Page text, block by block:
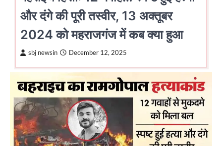
और दंगे की पूरी तस्वीर, 13 अक्तूबर
2024 को महराजगंज में कब क्या हुआ
sbj newsin December 12, 2025